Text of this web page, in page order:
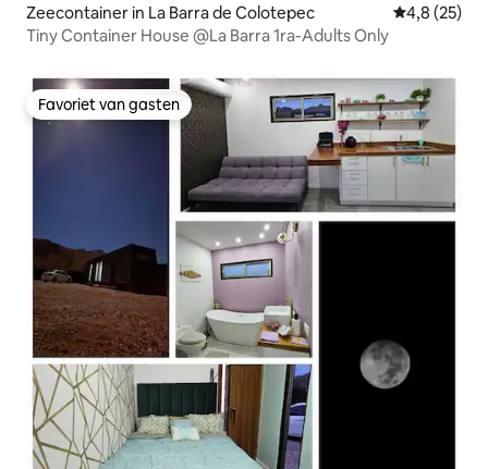
Zeecontainer in La Barra de Colotepec
4,8 (25)
Tiny Container House @La Barra 1ra-Adults Only
Favoriet van gasten
Favoriet van gasten